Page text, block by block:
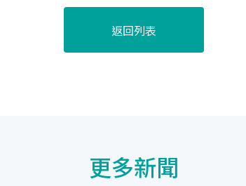
返回列表
更多新聞